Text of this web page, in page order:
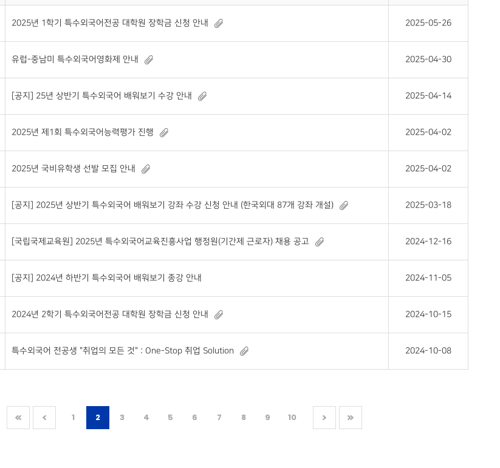
2025년 1학기 특수외국어전공 대학원 장학금 신청 안내 2025-05-26
유럽-중남미 특수외국어영화제 안내 2025-04-30
[공지] 25년 상반기 특수외국어 배워보기 수강 안내 2025-04-14
2025년 제1회 특수외국어능력평가 진행 2025-04-02
2025년 국비유학생 선발 모집 안내 2025-04-02
[공지] 2025년 상반기 특수외국어 배워보기 강좌 수강 신청 안내 (한국외대 87개 강좌 개설) 2025-03-18
[국립국제교육원] 2025년 특수외국어교육진흥사업 행정원(기간제 근로자) 채용 공고 2024-12-16
[공지] 2024년 하반기 특수외국어 배워보기 종강 안내 2024-11-05
2024년 2학기 특수외국어전공 대학원 장학금 신청 안내 2024-10-15
특수외국어 전공생 "취업의 모든 것" : One-Stop 취업 Solution 2024-10-08
1 2 3 4 5 6 7 8 9 10